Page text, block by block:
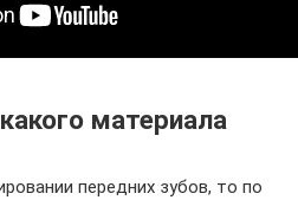
материала
передних зубов, то по